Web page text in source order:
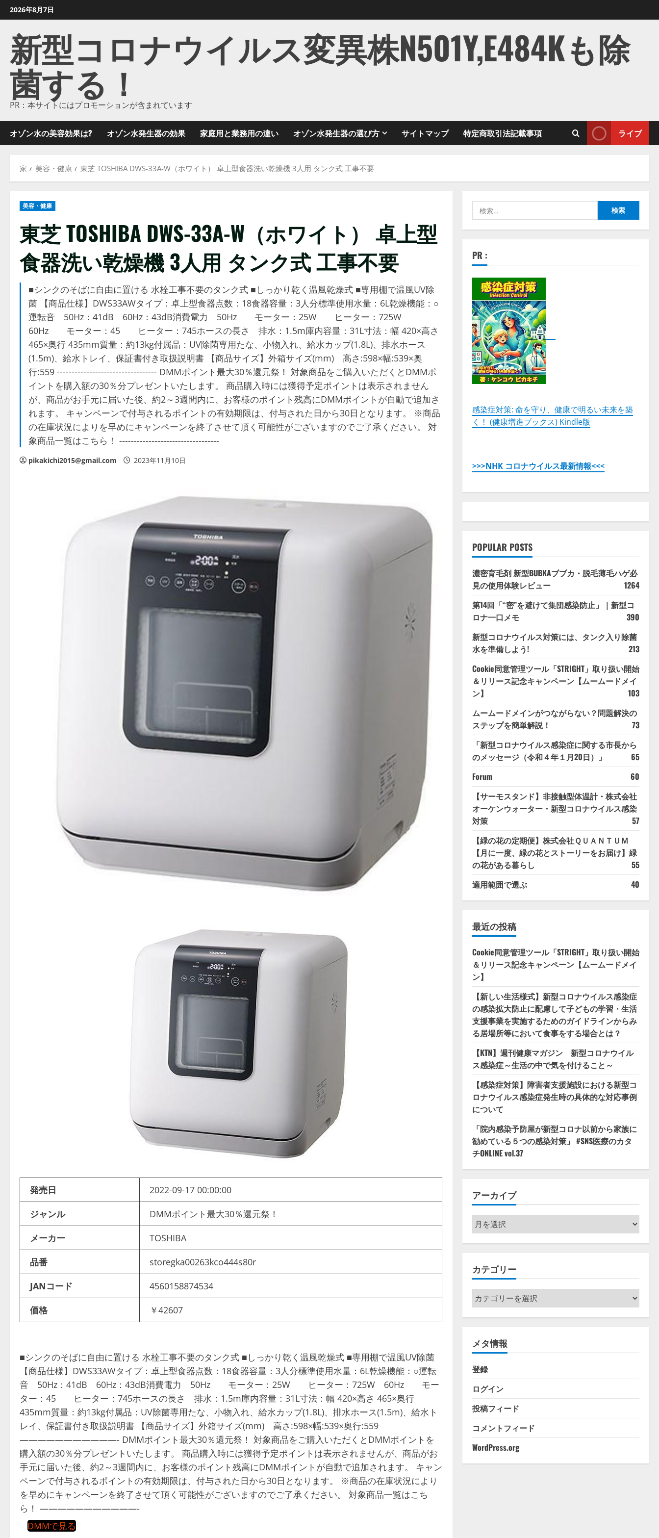
ン
2026年8月7日
新型コロナウイルス変異株N501Y,E484Kも除
菌する！
PR：本サイトにはプロモーションが含まれています
オゾン水の美容効果は? オゾン水発生器の効果 家庭用と業務用の違い オゾン水発生器の選び方 サイトマップ 特定商取引法記載事項 ライブ
家 美容・健康 東芝 TOSHIBA DWS-33A-W（ホワイト） 卓上型食器洗い乾燥機 3人用 タンク式 工事不要
美容・健康
東芝 TOSHIBA DWS-33A-W（ホワイト） 卓上型
食器洗い乾燥機 3人用 タンク式 工事不要
■シンクのそばに自由に置ける 水栓工事不要のタンク式 ■しっかり乾く温風乾燥式 ■専用棚で温風UV除
菌 【商品仕様】DWS33AWタイプ：卓上型食器点数：18食器容量：3人分標準使用水量：6L乾燥機能：○
運転音 50Hz：41dB 60Hz：43dB消費電力 50Hz モーター：25W ヒーター：725W
60Hz モーター：45 ヒーター：745ホースの長さ 排水：1.5m庫内容量：31L寸法：幅 420×高さ
465×奥行 435mm質量：約13kg付属品：UV除菌専用たな、小物入れ、給水カップ(1.8L)、排水ホース
(1.5m)、給水トレイ、保証書付き取扱説明書 【商品サイズ】外箱サイズ(mm) 高さ:598×幅:539×奥
行:559 ---------------------------------- DMMポイント最大30％還元祭！ 対象商品をご購入いただくとDMMポ
イントを購入額の30％分プレゼントいたします。 商品購入時には獲得予定ポイントは表示されません
が、商品がお手元に届いた後、約2～3週間内に、お客様のポイント残高にDMMポイントが自動で追加さ
れます。 キャンペーンで付与されるポイントの有効期限は、付与された日から30日となります。 ※商品
の在庫状況によりを早めにキャンペーンを終了させて頂く可能性がございますのでご了承ください。 対
象商品一覧はこちら！ ----------------------------------
pikakichi2015@gmail.com 2023年11月10日
発売日 2022-09-17 00:00:00
ジャンル DMMポイント最大30％還元祭！
メーカー TOSHIBA
品番 storegka00263kco444s80r
JANコード 4560158874534
価格 ￥42607
■シンクのそばに自由に置ける 水栓工事不要のタンク式 ■しっかり乾く温風乾燥式 ■専用棚で温風UV除菌
【商品仕様】DWS33AWタイプ：卓上型食器点数：18食器容量：3人分標準使用水量：6L乾燥機能：○運転
音 50Hz：41dB 60Hz：43dB消費電力 50Hz モーター：25W ヒーター：725W 60Hz モー
ター：45 ヒーター：745ホースの長さ 排水：1.5m庫内容量：31L寸法：幅 420×高さ 465×奥行
435mm質量：約13kg付属品：UV除菌専用たな、小物入れ、給水カップ(1.8L)、排水ホース(1.5m)、給水ト
レイ、保証書付き取扱説明書 【商品サイズ】外箱サイズ(mm) 高さ:598×幅:539×奥行:559
———————————- DMMポイント最大30％還元祭！ 対象商品をご購入いただくとDMMポイントを
購入額の30％分プレゼントいたします。 商品購入時には獲得予定ポイントは表示されませんが、商品がお
手元に届いた後、約2～3週間内に、お客様のポイント残高にDMMポイントが自動で追加されます。 キャン
ペーンで付与されるポイントの有効期限は、付与された日から30日となります。 ※商品の在庫状況により
を早めにキャンペーンを終了させて頂く可能性がございますのでご了承ください。 対象商品一覧はこち
ら！ ———————————-
DMMで見る
索:
PR :
感染症対策: 命を守り、健康で明るい未来を築
く！ (健康増進ブックス) Kindle版
>>>NHK コロナウイルス最新情報<<<
POPULAR POSTS
濃密育毛剤 新型BUBKAブブカ・脱毛薄毛ハゲ必
見の使用体験レビュー
1264
第14回「“密”を避けて集団感染防止」｜新型コ
ロナ一口メモ
390
新型コロナウイルス対策には、タンク入り除菌
水を準備しよう!
213
Cookie同意管理ツール「STRIGHT」取り扱い開始
＆リリース記念キャンペーン【ムームードメイ
ン】
103
ムームードメインがつながらない？問題解決の
ステップを簡単解説！
73
「新型コロナウイルス感染症に関する市長から
のメッセージ（令和４年１月20日）」
65
Forum
60
【サーモスタンド】非接触型体温計・株式会社
オーケンウォーター・新型コロナウイルス感染
対策
57
【緑の花の定期便】株式会社ＱＵＡＮＴＵＭ
【月に一度、緑の花とストーリーをお届け】緑
の花がある暮らし
55
適用範囲で選ぶ
40
最近の投稿
Cookie同意管理ツール「STRIGHT」取り扱い開始
＆リリース記念キャンペーン【ムームードメイ
ン】
【新しい生活様式】新型コロナウイルス感染症
の感染拡大防止に配慮して子どもの学習・生活
支援事業を実施するためのガイドラインからみ
る居場所等において食事をする場合とは？
【KTN】週刊健康マガジン 新型コロナウイル
ス感染症～生活の中で気を付けること～
【感染症対策】障害者支援施設における新型コ
ロナウイルス感染症発生時の具体的な対応事例
について
「院内感染予防屋が新型コロナ以前から家族に
勧めている５つの感染対策」 #SNS医療のカタ
チONLINE vol.37
アーカイブ
ア
ー
カ
ブ
カテゴリー
カ
テ
ゴ
ー
メタ情報
登録
ログイン
投稿フィード
コメントフィード
WordPress.org